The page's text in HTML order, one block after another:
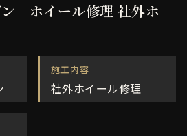
ン ホイール修理 社外ホ
施工内容
社外ホイール修理